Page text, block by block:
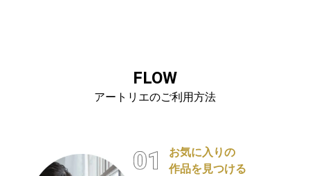
FLOW
アートリエのご利用方法
お気に入りの
作品を見つける